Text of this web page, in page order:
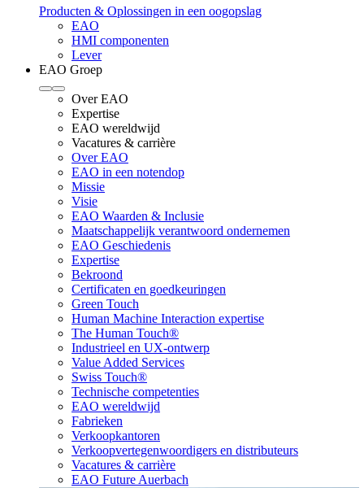
Producten & Oplossingen in een oogopslag
EAO
HMI componenten
Lever
EAO Groep
Over EAO
Expertise
EAO wereldwijd
Vacatures & carrière
Over EAO
EAO in een notendop
Missie
Visie
EAO Waarden & Inclusie
Maatschappelijk verantwoord ondernemen
EAO Geschiedenis
Expertise
Bekroond
Certificaten en goedkeuringen
Green Touch
Human Machine Interaction expertise
The Human Touch®
Industrieel en UX-ontwerp
Value Added Services
Swiss Touch®
Technische competenties
EAO wereldwijd
Fabrieken
Verkoopkantoren
Verkoopvertegenwoordigers en distributeurs
Vacatures & carrière
EAO Future Auerbach